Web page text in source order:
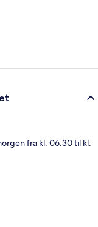
fra kl. 06.30 til kl.